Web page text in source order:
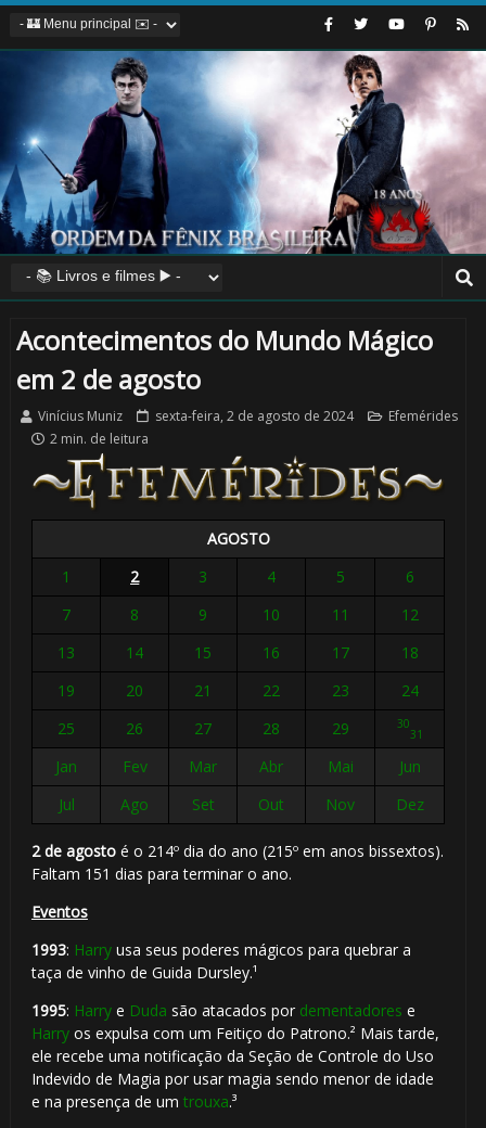
Acontecimentos do Mundo Mágico
em 2 de agosto
Vinícius Muniz sexta-feira, 2 de agosto de 2024
Efemérides
2 min. de leitura
AGOSTO
1
2 3 4 5
6
7
8 9 10 11
12
13
14 15 16 17
18
19
20 21 22 23
24
25
26 27 28 29 30
31
Jan Fev Mar Abr Mai
Jun
Jul
Ago Set Out Nov Dez
2 de agostoé o 214º dia do ano (215º em anos bissextos).
Faltam 151 dias para terminar o ano.
Eventos
1993: Harryusa seus poderes mágicos para quebrar a
taça de vinho de Guida Dursley.¹
1995: Harrye Duda são atacados por dementadores e
Harryos expulsa com um Feitiço do Patrono.² Mais tarde,
ele recebe uma notificação da Seção de Controle do Uso
Indevido de Magia por usar magia sendo menor de idade
e na presença de um trouxa.³